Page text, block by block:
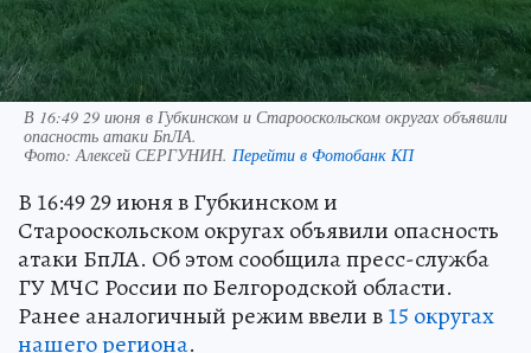
В 16:49 29 июня в Губкинском и Старооскольском округах объявили
опасность атаки БпЛА.
Фото: Алексей СЕРГУНИН. Перейти в Фотобанк КП
В 16:49 29 июня в Губкинском и
Старооскольском округах объявили опасность
атаки БпЛА. Об этом сообщила пресс-служба
ГУ МЧС России по Белгородской области.
Ранее аналогичный режим ввели в15 округах
нашего региона.